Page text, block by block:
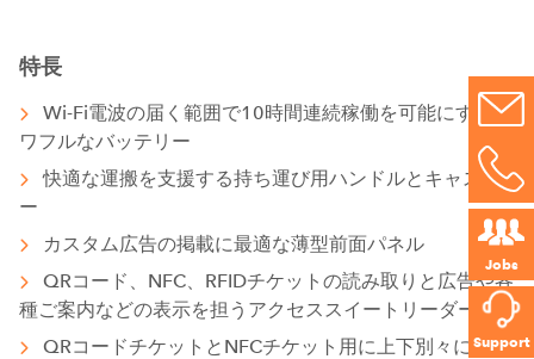
Jobs
Support
特長
Wi-Fi電波の届く範囲で10時間連続稼働を可能にするパ
ワフルなバッテリー
快適な運搬を支援する持ち運び用ハンドルとキャスタ
ー
カスタム広告の掲載に最適な薄型前面パネル
QRコード、NFC、RFIDチケットの読み取りと広告や各
種ご案内などの表示を担うアクセススイートリーダー600
QRコードチケットとNFCチケット用に上下別々に配置